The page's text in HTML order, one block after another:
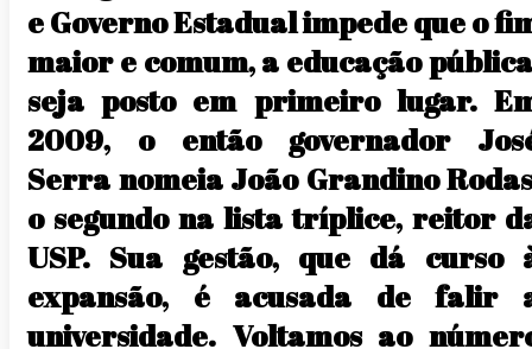
e Governo Estadual impede que o
maior e comum, a educação
seja posto em primeiro lugar.
2009, o então governador
Serra nomeia João Grandino
o segundo na lista tríplice, reitor
USP. Sua gestão, que dá curso
expansão, é acusada de falir
universidade. Voltamos ao